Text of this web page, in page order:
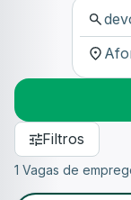
Filtros
1 Vagas de